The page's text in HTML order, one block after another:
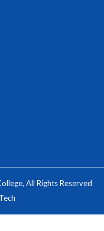
All Rights Reserved